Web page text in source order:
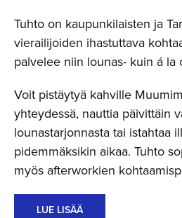
Tuhto on kaupunkilaisten ja
vierailijoiden ihastuttava
palvelee niin lounas- kuin á la
Voit pistäytyä kahville
yhteydessä, nauttia päivittäin
lounastarjonnasta tai istahtaa
pidemmäksikin aikaa. Tuhto
myös afterworkien
LUE LISÄÄ